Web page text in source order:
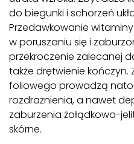
do biegunki i schorzeń
Przedawkowanie
w poruszaniu się i
przekroczenie zalecanej
także drętwienie kończyn.
foliowego prowadzą
rozdrażnienia, a nawet
zaburzenia żołądkowo-
skórne.